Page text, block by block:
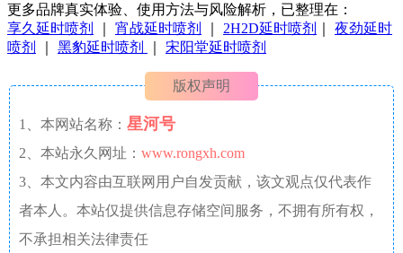
更多品牌真实体验、使用方法与风险解析，已整理在：
享久延时喷剂
宵战延时喷剂 2H2D延时喷剂
夜劲延时
喷剂
黑豹延时喷剂 宋阳堂延时喷剂
版权声明
1、本网站名称： 星河号
2、本站永久网址： www.rongxh.com
3、本文内容由互联网用户自发贡献，该文观点仅代表作
者本人。本站仅提供信息存储空间服务，不拥有所有权，
不承担相关法律责任